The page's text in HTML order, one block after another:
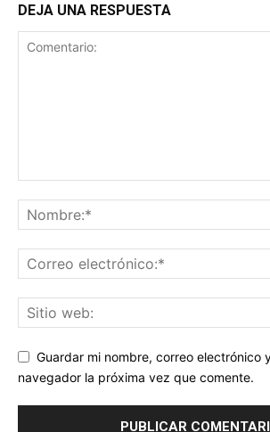
DEJA UNA RESPUESTA
Guardar mi nombre, correo electrónico
navegador la próxima vez que comente.